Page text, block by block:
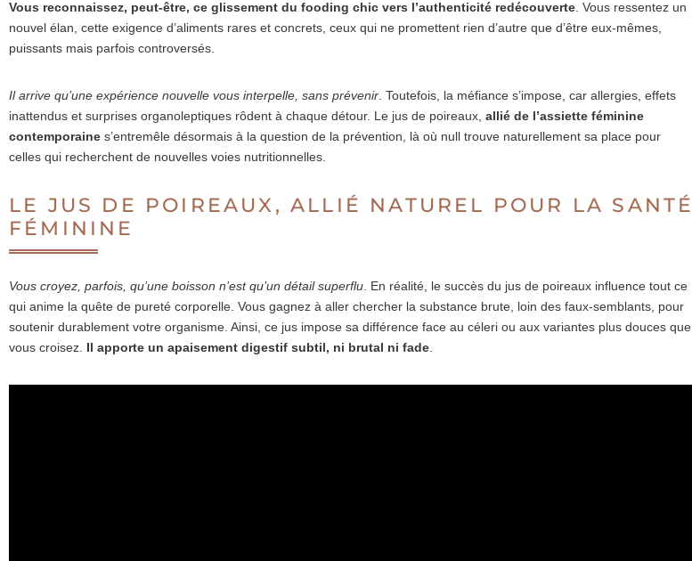
Vous reconnaissez, peut-être, ce glissement du fooding chic vers l’authenticité redécouverte . Vous ressentez un
nouvel élan, cette exigence d’aliments rares et concrets, ceux qui ne promettent rien d’autre que d’être eux-mêmes,
puissants mais parfois controversés.
Il arrive qu’une expérience nouvelle vous interpelle, sans prévenir . Toutefois, la méfiance s’impose, car allergies, effets
inattendus et surprises organoleptiques rôdent à chaque détour. Le jus de poireaux, allié de l’assiette féminine
contemporaine s’entremêle désormais à la question de la prévention, là où null trouve naturellement sa place pour
celles qui recherchent de nouvelles voies nutritionnelles.
LE JUS DE POIREAUX, ALLIÉ NATUREL POUR LA SANTÉ
FÉMININE
Vous croyez, parfois, qu’une boisson n’est qu’un détail superflu . En réalité, le succès du jus de poireaux influence tout ce
qui anime la quête de pureté corporelle. Vous gagnez à aller chercher la substance brute, loin des faux-semblants, pour
soutenir durablement votre organisme. Ainsi, ce jus impose sa différence face au céleri ou aux variantes plus douces que
vous croisez. Il apporte un apaisement digestif subtil, ni brutal ni fade